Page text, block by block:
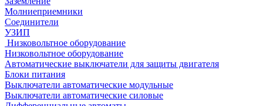
Молниеприемники
Соединители
УЗИП
Низковольтное оборудование
Низковольтное оборудование
Автоматические выключатели для защиты двигателя
Блоки питания
Выключатели автоматические модульные
Выключатели автоматические силовые